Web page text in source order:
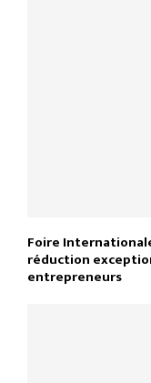
Foire
réduction
entrepreneurs